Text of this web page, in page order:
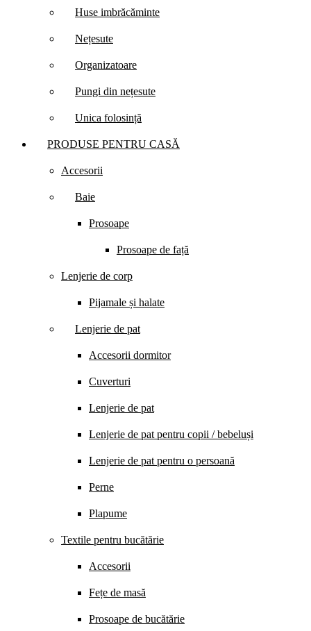
Huse imbrăcăminte
Nețesute
Organizatoare
Pungi din nețesute
Unica folosință
PRODUSE PENTRU CASĂ
Accesorii
Baie
Prosoape
Prosoape de față
Lenjerie de corp
Pijamale și halate
Lenjerie de pat
Accesorii dormitor
Cuverturi
Lenjerie de pat
Lenjerie de pat pentru copii / bebeluși
Lenjerie de pat pentru o persoană
Perne
Plapume
Textile pentru bucătărie
Accesorii
Fețe de masă
Prosoape de bucătărie